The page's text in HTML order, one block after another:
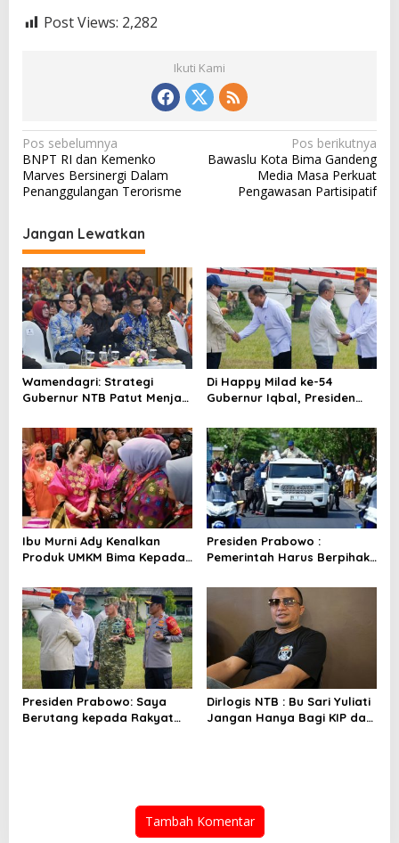
Post Views: 2,282
Ikuti Kami
N
a
v
g
a
s
i
p
o
s
Pos sebelumnya
BNPT RI dan Kemenko
Marves Bersinergi Dalam
Penanggulangan Terorisme
Pos berikutnya
Bawaslu Kota Bima Gandeng
Media Masa Perkuat
Pengawasan Partisipatif
Jangan Lewatkan
Wamendagri: Strategi
Gubernur NTB Patut Menjadi
Indonesia
Di Happy Milad ke-54
Gubernur Iqbal, Presiden
Ibu Murni Ady Kenalkan
Produk UMKM Bima Kepada
Presiden Prabowo :
Pemerintah Harus Berpihak
Presiden Prabowo: Saya
Berutang kepada Rakyat
Dirlogis NTB : Bu Sari Yuliati
Jangan Hanya Bagi KIP dan
Tambah Komentar